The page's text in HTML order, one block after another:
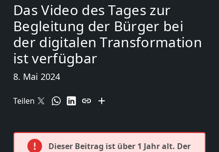
Das Video des Tages zur
Begleitung der Bürger bei
der digitalen Transformation
ist verfügbar
8. Mai 2024
Teilen
Dieser Beitrag ist über 1 Jahr alt. Der